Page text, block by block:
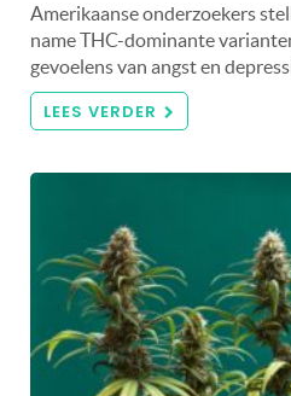
Amerikaanse onderzoekers
name THC-dominante
gevoelens van angst en
LEES VERDER